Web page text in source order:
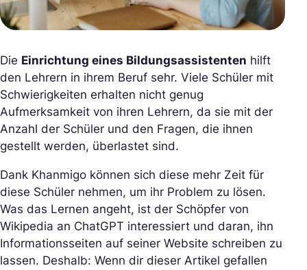
Die Einrichtung eines Bildungsassistenten hilft
den Lehrern in ihrem Beruf sehr. Viele Schüler mit
Schwierigkeiten erhalten nicht genug
Aufmerksamkeit von ihren Lehrern, da sie mit der
Anzahl der Schüler und den Fragen, die ihnen
gestellt werden, überlastet sind.
Dank Khanmigo können sich diese mehr Zeit für
diese Schüler nehmen, um ihr Problem zu lösen.
Was das Lernen angeht, ist der Schöpfer von
Wikipedia an ChatGPT interessiert und daran, ihn
Informationsseiten auf seiner Website schreiben zu
lassen. Deshalb: Wenn dir dieser Artikel gefallen